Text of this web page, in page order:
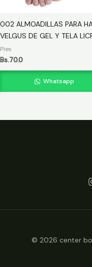
002 ALMOADILLAS PARA
VELGUS DE GEL Y TELA
Pies
Bs.70.0
Whatsapp
© 2026 center